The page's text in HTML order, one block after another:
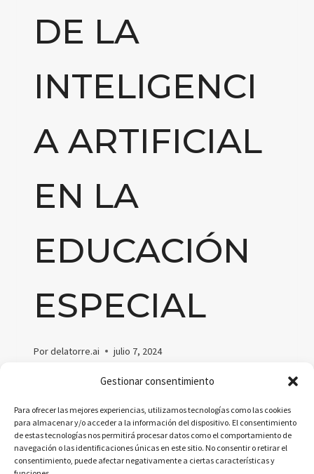
Gestionar consentimiento
Para ofrecer las mejores experiencias, utilizamos tecnologías como las cookies
para almacenar y/o acceder a la información del dispositivo. El consentimiento
de estas tecnologías nos permitirá procesar datos como el comportamiento de
navegación o las identificaciones únicas en este sitio. No consentir o retirar el
consentimiento, puede afectar negativamente a ciertas características y
DE LA
INTELIGENCI
A ARTIFICIAL
EN LA
EDUCACIÓN
ESPECIAL
Pordelatorre.ai julio 7, 2024
Explora cómo la inteligencia artificial está
ofreciendo personalización y apoyo inclusivo a
estudiantes con necesidades especiales.